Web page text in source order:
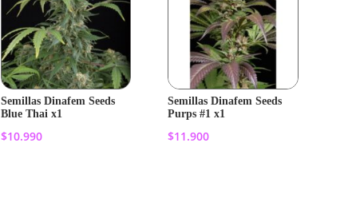
Semillas Dinafem Seeds
Blue Thai x1
$10.990
Semillas Dinafem Seeds
Purps #1 x1
$11.900